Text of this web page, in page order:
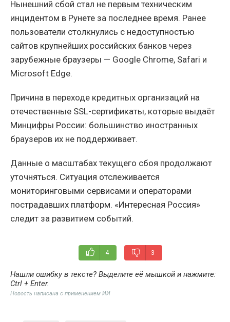
Нынешний сбой стал не первым техническим
инцидентом в Рунете за последнее время. Ранее
пользователи столкнулись с недоступностью
сайтов крупнейших российских банков через
зарубежные браузеры — Google Chrome, Safari и
Microsoft Edge.
Причина в переходе кредитных организаций на
отечественные SSL-сертификаты, которые выдаёт
Минцифры России: большинство иностранных
браузеров их не поддерживает.
Данные о масштабах текущего сбоя продолжают
уточняться. Ситуация отслеживается
мониторинговыми сервисами и операторами
пострадавших платформ. «Интересная Россия»
следит за развитием событий.
4 3
Нашли ошибку в тексте? Выделите её мышкой и нажмите:
Ctrl + Enter.
Новость написана с применением ИИ